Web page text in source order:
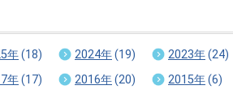
年(18) 2024年(19) 2023年(24)
年(17) 2016年(20) 2015年(6)